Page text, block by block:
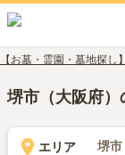
【お墓・霊園・墓地探し
堺市（大阪府）
エリア 堺市